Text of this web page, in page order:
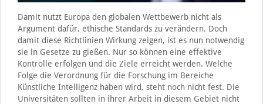
Damit nutzt Europa den globalen Wettbewerb nicht als
Argument dafür, ethische Standards zu verändern. Doch
damit diese Richtlinien Wirkung zeigen, ist es nun notwendig
sie in Gesetze zu gießen. Nur so können eine effektive
Kontrolle erfolgen und die Ziele erreicht werden. Welche
Folge die Verordnung für die Forschung im Bereiche
Künstliche Intelligenz haben wird, steht noch nicht fest. Die
Universitäten sollten in ihrer Arbeit in diesem Gebiet nicht